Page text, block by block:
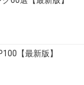
【最新版】